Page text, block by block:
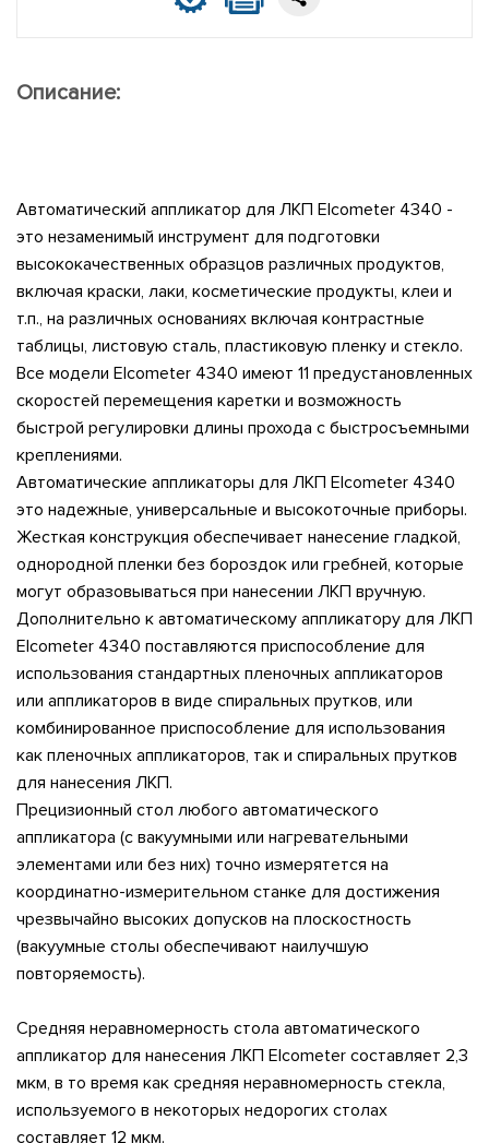
Описание:
Автоматический аппликатор для ЛКП Elcometer 4340 -
это незаменимый инструмент для подготовки
высококачественных образцов различных продуктов,
включая краски, лаки, косметические продукты, клеи и
т.п., на различных основаниях включая контрастные
таблицы, листовую сталь, пластиковую пленку и стекло.
Все модели Elcometer 4340 имеют 11 предустановленных
скоростей перемещения каретки и возможность
быстрой регулировки длины прохода с быстросъемными
креплениями.
Автоматические аппликаторы для ЛКП Elcometer 4340
это надежные, универсальные и высокоточные приборы.
Жесткая конструкция обеспечивает нанесение гладкой,
однородной пленки без бороздок или гребней, которые
могут образовываться при нанесении ЛКП вручную.
Дополнительно к автоматическому аппликатору для ЛКП
Elcometer 4340 поставляются приспособление для
использования стандартных пленочных аппликаторов
или аппликаторов в виде спиральных прутков, или
комбинированное приспособление для использования
как пленочных аппликаторов, так и спиральных прутков
для нанесения ЛКП.
Прецизионный стол любого автоматического
аппликатора (с вакуумными или нагревательными
элементами или без них) точно измерятется на
координатно-измерительном станке для достижения
чрезвычайно высоких допусков на плоскостность
(вакуумные столы обеспечивают наилучшую
повторяемость).
Средняя неравномерность стола автоматического
аппликатор для нанесения ЛКП Elcometer составляет 2,3
мкм, в то время как средняя неравномерность стекла,
используемого в некоторых недорогих столах
составляет 12 мкм.